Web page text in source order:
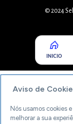
© 2024
INICIO
Aviso de
Nós usamos cookies
melhorar a sua